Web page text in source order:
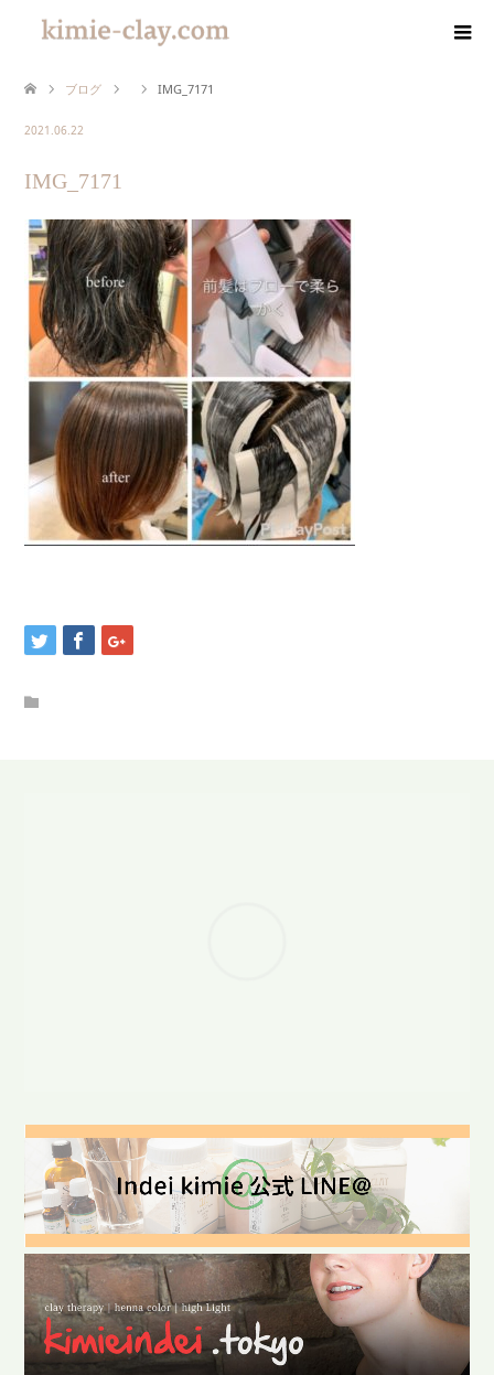
ブログ IMG_7171
2021.06.22
IMG_7171